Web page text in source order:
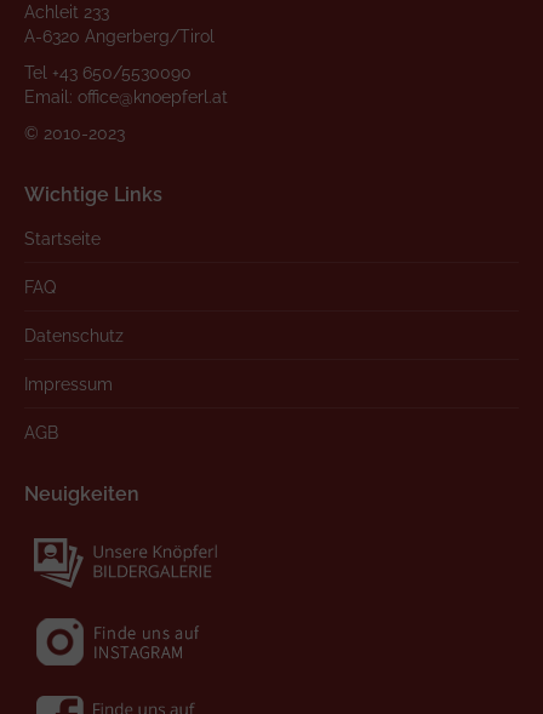
Achleit 233
A-6320 Angerberg/Tirol
Tel +43 650/5530090
Email: office@knoepferl.at
© 2010-2023
Wichtige Links
Startseite
FAQ
Datenschutz
Impressum
AGB
Neuigkeiten